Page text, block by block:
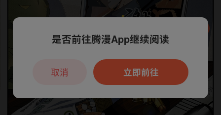
本章节仅支持App阅读，可打开App新用
户7天免费看
是否前往腾漫App继续阅读
立即前往
取消